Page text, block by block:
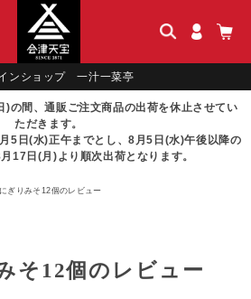
ンショップ 一汁一菜亭
の間、通販ご注文商品の出荷を休止させてい
ただきます。
5日(水)正午までとし、8月5日(水)午後以降の
17日(月)より順次出荷となります。
ぎりみそ12個のレビュー
そ12個のレビュー